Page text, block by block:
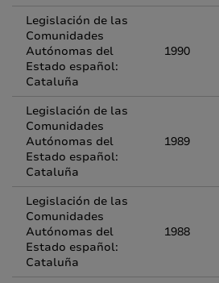
Legislación de las
Comunidades
Autónomas del
Estado español:
Cataluña
1990
Legislación de las
Comunidades
Autónomas del
Estado español:
Cataluña
1989
Legislación de las
Comunidades
Autónomas del
Estado español:
Cataluña
1988